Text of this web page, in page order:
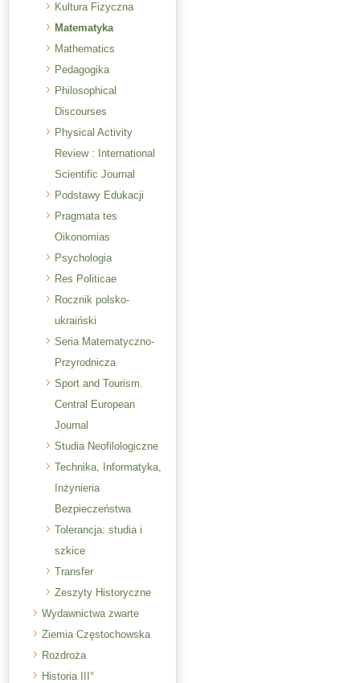
Kultura Fizyczna
Matematyka
Mathematics
Pedagogika
Philosophical
Discourses
Physical Activity
Review : International
Scientific Journal
Podstawy Edukacji
Pragmata tes
Oikonomias
Psychologia
Res Politicae
Rocznik polsko-
ukraiński
Seria Matematyczno-
Przyrodnicza
Sport and Tourism.
Central European
Journal
Studia Neofilologiczne
Technika, Informatyka,
Inżynieria
Bezpieczeństwa
Tolerancja: studia i
szkice
Transfer
Zeszyty Historyczne
Wydawnictwa zwarte
Ziemia Częstochowska
Rozdroża
Historia III°